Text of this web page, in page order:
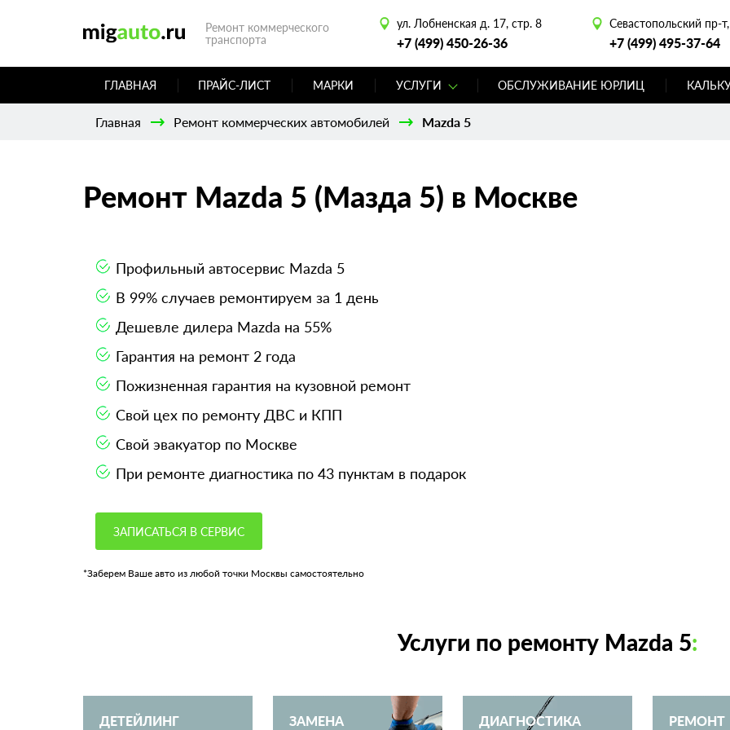
Ремонт коммерческого
транспорта
ул. Лобненская д. 17, стр. 8
+7 (499) 450-26-36
Севастопольский пр-
+7 (499) 495-37-64
ГЛАВНАЯ ПРАЙС-ЛИСТ МАРКИ УСЛУГИ ОБСЛУЖИВАНИЕ ЮРЛИЦ
Главная Ремонт коммерческих автомобилей Mazda 5
Ремонт Mazda 5 (Мазда 5) в Москве
Профильный автосервис Mazda 5
В 99% случаев ремонтируем за 1 день
Дешевле дилера Mazda на 55%
Гарантия на ремонт 2 года
Пожизненная гарантия на кузовной ремонт
Свой цех по ремонту ДВС и КПП
Свой эвакуатор по Москве
При ремонте диагностика по 43 пунктам в подарок
ЗАПИСАТЬСЯ В СЕРВИС
*Заберем Ваше авто из любой точки Москвы самостоятельно
Услуги по ремонту Mazda 5:
ДЕТЕЙЛИНГ
ЗАМЕНА
ДИАГНОСТИКА
РЕМОНТ